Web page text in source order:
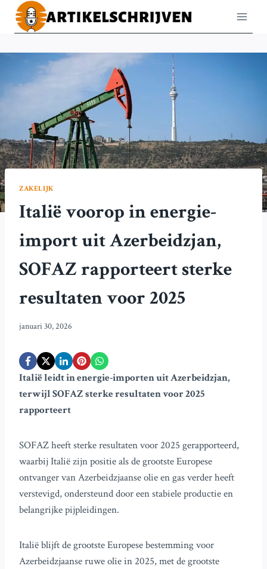
Doorgaan
naar
ZAKELIJK
Italië voorop in energie-
import uit Azerbeidzjan,
SOFAZ rapporteert sterke
resultaten voor 2025
januari 30, 2026
Italië leidt in energie-importen uit Azerbeidzjan,
terwijl SOFAZ sterke resultaten voor 2025
rapporteert
SOFAZ heeft sterke resultaten voor 2025 gerapporteerd,
waarbij Italië zijn positie als de grootste Europese
ontvanger van Azerbeidzjaanse olie en gas verder heeft
verstevigd, ondersteund door een stabiele productie en
belangrijke pijpleidingen.
Italië blijft de grootste Europese bestemming voor
Azerbeidzjaanse ruwe olie in 2025, met de grootste